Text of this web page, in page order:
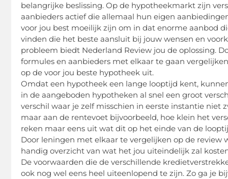
belangrijke beslissing. Op de hypotheekmarkt zijn
aanbieders actief die allemaal hun eigen
voor jou best moeilijk zijn om in dat enorme aanbod
vinden die het beste aansluit bij jouw wensen en
probleem biedt Nederland Review jou de oplossing.
formules en aanbieders met elkaar te gaan
op de voor jou beste hypotheek uit.
Omdat een hypotheek een lange looptijd kent,
in de aangeboden hypotheken al snel een groot
verschil waar je zelf misschien in eerste instantie niet
maar aan de rentevoet bijvoorbeeld, hoe klein het
reken maar eens uit wat dit op het einde van de
Door leningen met elkaar te vergelijken op de review
handig overzicht van wat het jou uiteindelijk zal
De voorwaarden die de verschillende
ook nog wel eens heel uiteenlopend te zijn. Zo ga je